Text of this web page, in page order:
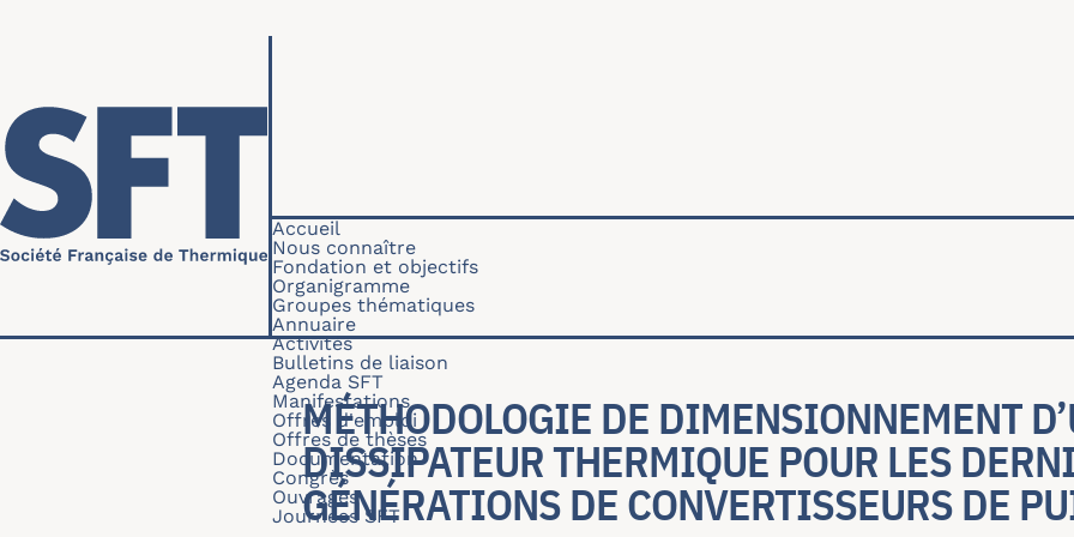
Navigation principale
Accueil
Nous connaître
Fondation et objectifs
Organigramme
Groupes thématiques
Annuaire
Activités
Bulletins de liaison
Agenda SFT
Manifestations
Offres d'emploi
Offres de thèses
Documentation
Congrès
Ouvrages
Journées SFT
MÉTHODOLOGIE DE DIMENSIONNEMENT
DISSIPATEUR THERMIQUE POUR LES
GÉNÉRATIONS DE CONVERTISSEURS DE